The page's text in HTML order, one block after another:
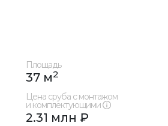
Площадь
37 м2
Цена сруба с монтажом
и комплектующими
2.31 млн ₽